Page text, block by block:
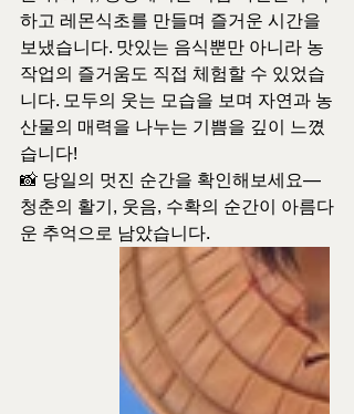
하고 레몬식초를 만들며 즐거운 시간을
보냈습니다. 맛있는 음식뿐만 아니라 농
작업의 즐거움도 직접 체험할 수 있었습
니다. 모두의 웃는 모습을 보며 자연과 농
산물의 매력을 나누는 기쁨을 깊이 느꼈
습니다!
📸 당일의 멋진 순간을 확인해보세요—
청춘의 활기, 웃음, 수확의 순간이 아름다
운 추억으로 남았습니다.